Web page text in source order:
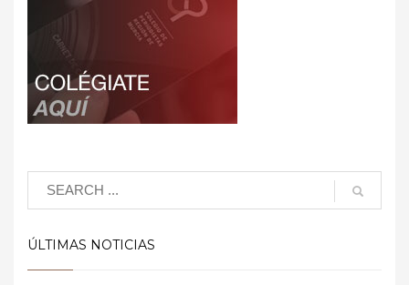
ÚLTIMAS NOTICIAS